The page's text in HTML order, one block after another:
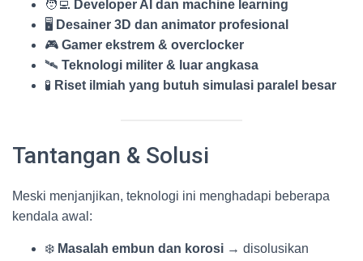
🧑‍💻 Developer AI dan machine learning
🖥️ Desainer 3D dan animator profesional
🎮 Gamer ekstrem & overclocker
🛰️ Teknologi militer & luar angkasa
🧪 Riset ilmiah yang butuh simulasi paralel besar
Tantangan & Solusi
Meski menjanjikan, teknologi ini menghadapi beberapa
kendala awal:
❄️ Masalah embun dan korosi → disolusikan